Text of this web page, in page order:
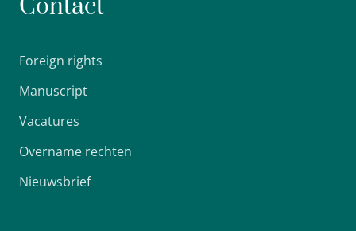
Contact
Foreign rights
Manuscript
Vacatures
Overname rechten
Nieuwsbrief